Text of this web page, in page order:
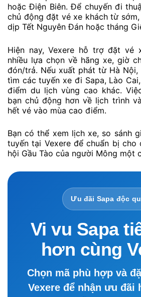
hoặc Điện Biên. Để chuyến đi
chủ động đặt vé xe khách từ
dịp Tết Nguyên Đán hoặc tháng
Hiện nay, Vexere hỗ trợ đặt vé
nhiều lựa chọn về hãng xe, giờ
đón/trả. Nếu xuất phát từ Hà
tìm các tuyến xe đi Sapa, Lào
điểm du lịch vùng cao khác.
bạn chủ động hơn về lịch trình
hết vé vào mùa cao điểm.
Bạn có thể xem lịch xe, so sánh
tuyến tại Vexere để chuẩn bị cho
hội Gầu Tào của người Mông một
Ưu đãi Sapa độc
Vi vu Sapa
hơn cùng
Chọn mã phù hợp và
Vexere để nhận ưu đãi